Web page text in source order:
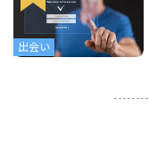
出会い